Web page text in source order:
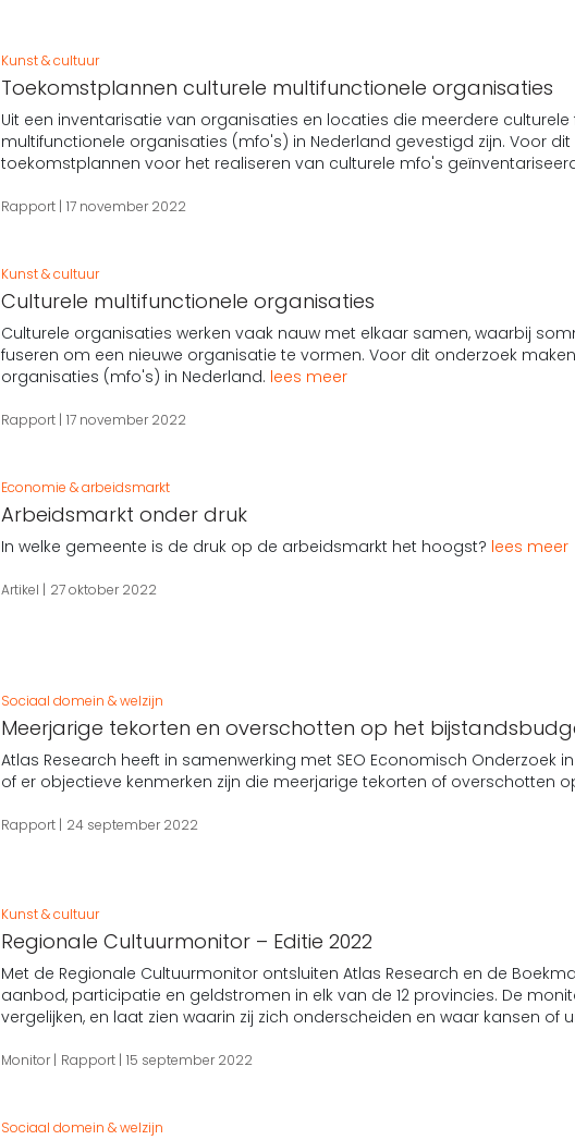
Kunst & cultuur
Toekomstplannen culturele multifunctionele organisaties
Uit een inventarisatie van organisaties en locaties die meerdere culturele
multifunctionele organisaties (mfo's) in Nederland gevestigd zijn. Voor
toekomstplannen voor het realiseren van culturele mfo's
Rapport 17 november 2022
Kunst & cultuur
Culturele multifunctionele organisaties
Culturele organisaties werken vaak nauw met elkaar samen, waarbij
fuseren om een nieuwe organisatie te vormen. Voor dit onderzoek
organisaties (mfo's) in Nederland. lees meer
Rapport 17 november 2022
Economie & arbeidsmarkt
Arbeidsmarkt onder druk
In welke gemeente is de druk op de arbeidsmarkt het hoogst? lees meer
Artikel 27 oktober 2022
Sociaal domein & welzijn
Meerjarige tekorten en overschotten op het
Atlas Research heeft in samenwerking met SEO Economisch Onderzoek
of er objectieve kenmerken zijn die meerjarige tekorten of overschotten
Rapport 24 september 2022
Kunst & cultuur
Regionale Cultuurmonitor – Editie 2022
Met de Regionale Cultuurmonitor ontsluiten Atlas Research en de
aanbod, participatie en geldstromen in elk van de 12 provincies. De
vergelijken, en laat zien waarin zij zich onderscheiden en waar kansen of
Monitor Rapport 15 september 2022
Sociaal domein & welzijn